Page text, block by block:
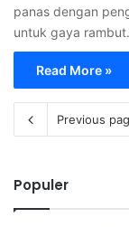
panas dengan
untuk gaya
Read More »
Previous
Populer